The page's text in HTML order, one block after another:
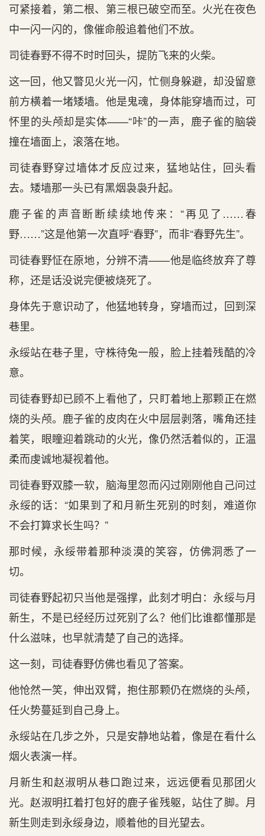
可紧接着，第二根、第三根已破空而至。火光在夜色
中一闪一闪的，像催命般追着他们不放。
司徒春野不得不时时回头，提防飞来的火柴。
这一回，他又瞥见火光一闪，忙侧身躲避，却没留意
前方横着一堵矮墙。他是鬼魂，身体能穿墙而过，可
怀里的头颅却是实体——“咔”的一声，鹿子雀的脑袋
撞在墙面上，滚落在地。
司徒春野穿过墙体才反应过来，猛地站住，回头看
去。矮墙那一头已有黑烟袅袅升起。
鹿子雀的声音断断续续地传来：“再见了……春
野……”这是他第一次直呼“春野”，而非“春野先生”。
司徒春野怔在原地，分辨不清——他是临终放弃了尊
称，还是话没说完便被烧死了。
身体先于意识动了，他猛地转身，穿墙而过，回到深
巷里。
永绥站在巷子里，守株待兔一般，脸上挂着残酷的冷
意。
司徒春野却已顾不上看他了，只盯着地上那颗正在燃
烧的头颅。鹿子雀的皮肉在火中层层剥落，嘴角还挂
着笑，眼瞳迎着跳动的火光，像仍然活着似的，正温
柔而虔诚地凝视着他。
司徒春野双膝一软，脑海里忽而闪过刚刚他自己问过
永绥的话：“如果到了和月新生死别的时刻，难道你
不会打算求长生吗？”
那时候，永绥带着那种淡漠的笑容，仿佛洞悉了一
切。
司徒春野起初只当他是强撑，此刻才明白：永绥与月
新生，不是已经经历过死别了么？他们比谁都懂那是
什么滋味，也早就清楚了自己的选择。
这一刻，司徒春野仿佛也看见了答案。
他怆然一笑，伸出双臂，抱住那颗仍在燃烧的头颅，
任火势蔓延到自己身上。
永绥站在几步之外，只是安静地站着，像是在看什么
烟火表演一样。
月新生和赵淑明从巷口跑过来，远远便看见那团火
光。赵淑明扛着打包好的鹿子雀残躯，站住了脚。月
新生则走到永绥身边，顺着他的目光望去。